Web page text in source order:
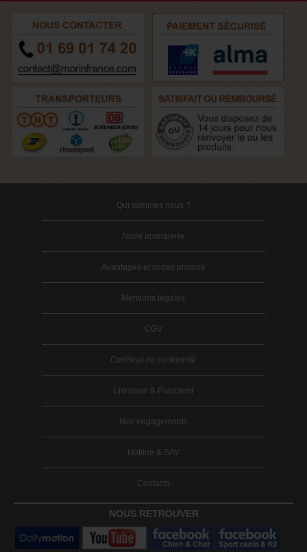
Qui sommes nous ?
Notre animalerie
Avantages et codes promos
Mentions légales
CGV
Certificat de conformité
Livraison & Paiement
Nos engagements
Hotline & SAV
Contacts
NOUS RETROUVER